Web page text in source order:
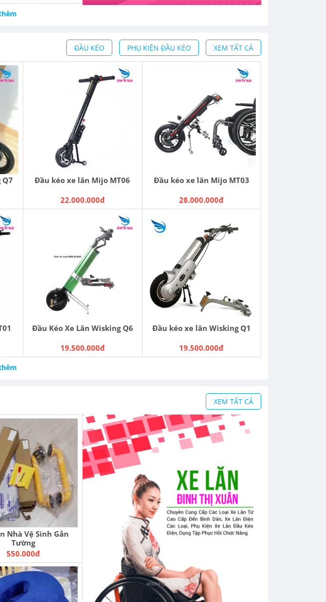
ĐẦU KÉO PHỤ KIỆN ĐẦU KÉO XEM TẤT CẢ
Đầu kéo xe lăn Mijo MT06
22.000.000đ
Đầu kéo xe lăn Mijo MT03
28.000.000đ
Đầu Kéo Xe Lăn Wisking Q6
19.500.000đ
Đầu kéo xe lăn Wisking Q1
19.500.000đ
XEM TẤT CẢ
Nhà Vệ Sinh Gắn
Tường
550.000đ